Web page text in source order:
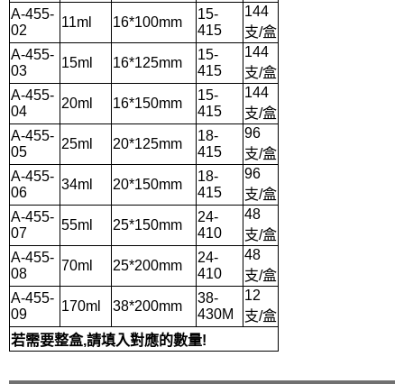
A-455-
02
11ml 16*100mm
15-
415
144
支/盒
A-455-
03
15ml 16*125mm
15-
415
144
支/盒
A-455-
04
20ml 16*150mm
15-
415
144
支/盒
A-455-
05
25ml 20*125mm
18-
415
96
支/盒
A-455-
06
34ml 20*150mm
18-
415
96
支/盒
A-455-
07
55ml 25*150mm
24-
410
48
支/盒
A-455-
08
70ml 25*200mm
24-
410
48
支/盒
A-455-
09
170ml 38*200mm
38-
430M
12
支/盒
若需要整盒,請填入對應的數量!